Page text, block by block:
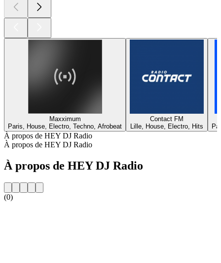
Maxximum
Paris, House, Electro, Techno, Afrobeat
Contact FM
Lille, House, Electro, Hits
À propos de HEY DJ Radio
À propos de HEY DJ Radio
À propos de HEY DJ Radio
(0)